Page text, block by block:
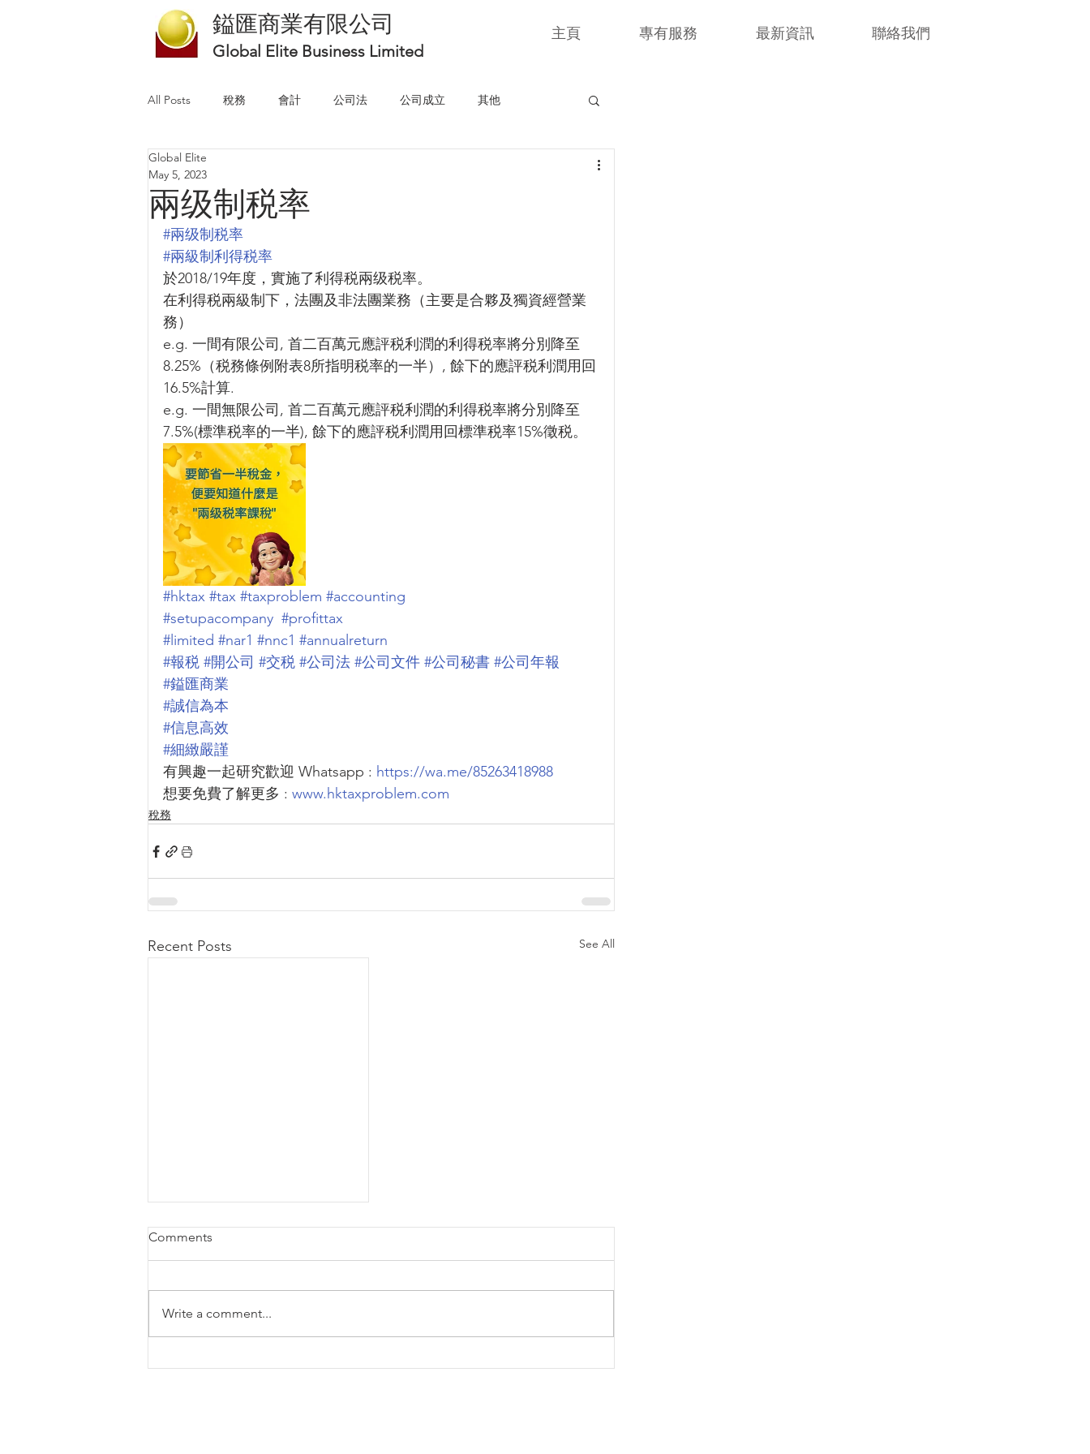
鎰匯商業有限公司
Global Elite Business Limited
主頁 專有服務 最新資訊 聯絡我們
All Posts 稅務 會計 公司法 公司成立 其他
兩级制税率
Global Elite
May 5, 2023
#兩级制税率
#兩級制利得税率
於2018/19年度，實施了利得税兩级税率。
在利得税兩級制下，法團及非法團業務（主要是合夥及獨資經營業
務）
e.g. 一間有限公司, 首二百萬元應評税利潤的利得税率將分別降至
8.25%（税務條例附表8所指明税率的一半）, 餘下的應評税利潤用回
16.5%計算.
e.g. 一間無限公司, 首二百萬元應評税利潤的利得税率將分別降至
7.5%(標準税率的一半), 餘下的應評税利潤用回標準税率15%徵税。
#hktax #tax #taxproblem #accounting
#setupacompany #profittax
#limited #nar1 #nnc1 #annualreturn
#報税 #開公司 #交税 #公司法 #公司文件 #公司秘書 #公司年報
#鎰匯商業
#誠信為本
#信息高效
#細緻嚴謹
有興趣一起研究歡迎 Whatsapp : https://wa.me/85263418988
想要免費了解更多 : www.hktaxproblem.com
稅務
Recent Posts See All
洗衣費可扣個人所得稅
Comments
Write a comment...